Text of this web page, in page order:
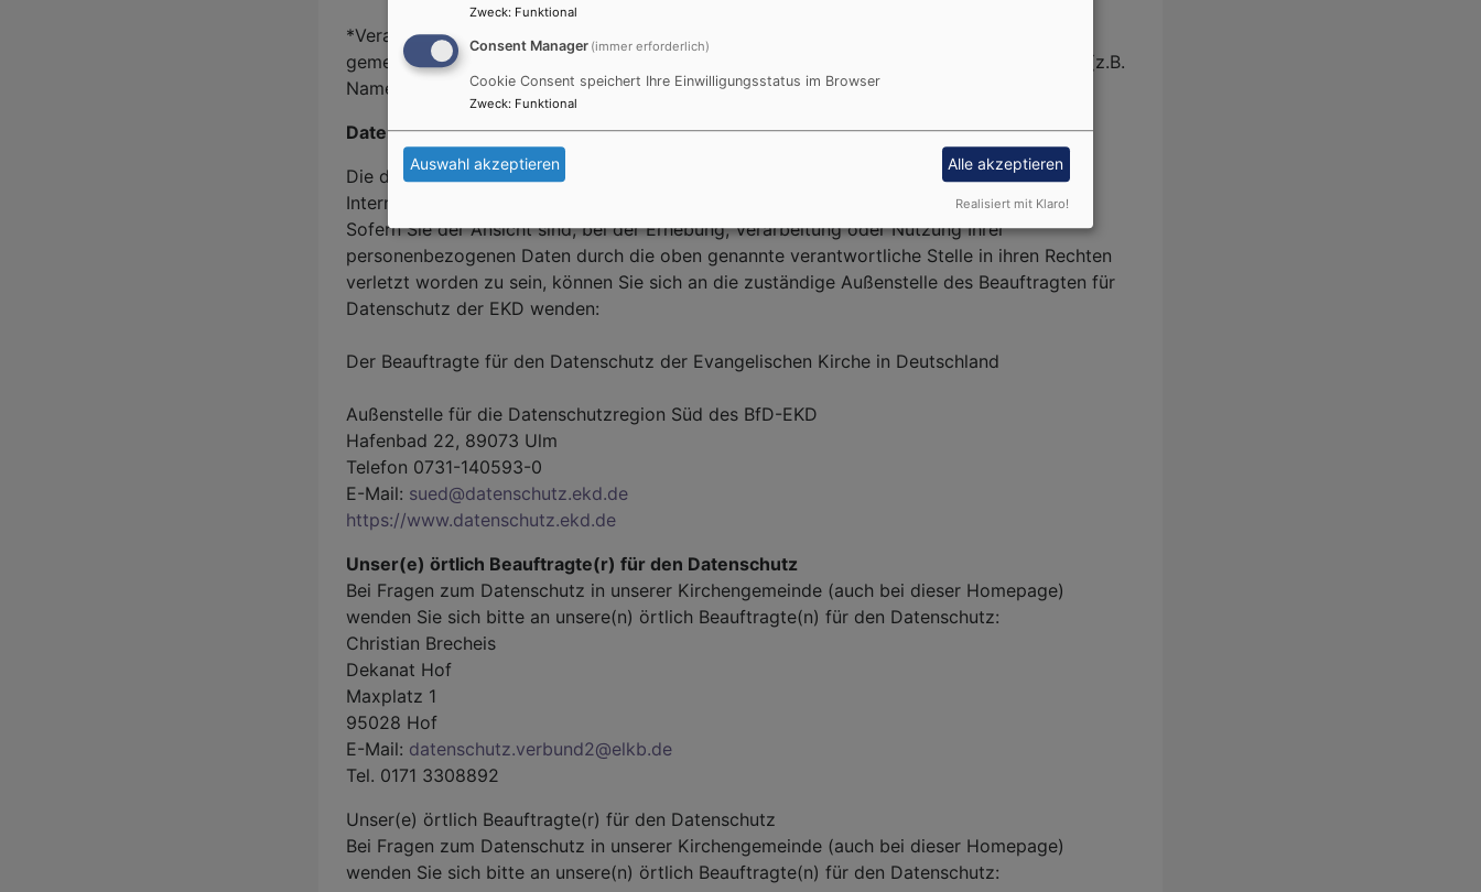
*Verantwortliche Stelle nennt man die natürliche oder juristische Person, die allein oder
gemeinsam mit anderen darüber entscheidet, warum, welche personenbezogenen Daten (z.B.
Namen, E-Mail-Adressen o. Ä.) wie verarbeitet werden.
Datenschutzaufsichtsbehörde
Die datenschutzrechtliche Aufsicht über die oben genannte verantwortliche Stelle dieses
Internetauftritts erfolgt durch den Beauftragten für den Datenschutz der EKD.
Sofern Sie der Ansicht sind, bei der Erhebung, Verarbeitung oder Nutzung Ihrer
personenbezogenen Daten durch die oben genannte verantwortliche Stelle in ihren Rechten
verletzt worden zu sein, können Sie sich an die zuständige Außenstelle des Beauftragten für
Datenschutz der EKD wenden:
Der Beauftragte für den Datenschutz der Evangelischen Kirche in Deutschland
Außenstelle für die Datenschutzregion Süd des BfD-EKD
Hafenbad 22, 89073 Ulm
Telefon 0731-140593-0
E-Mail: sued@datenschutz.ekd.de
https://www.datenschutz.ekd.de
Unser(e) örtlich Beauftragte(r) für den Datenschutz
Bei Fragen zum Datenschutz in unserer Kirchengemeinde (auch bei dieser Homepage)
wenden Sie sich bitte an unsere(n) örtlich Beauftragte(n) für den Datenschutz:
Christian Brecheis
Dekanat Hof
Maxplatz 1
95028 Hof
E-Mail: datenschutz.verbund2@elkb.de
Tel. 0171 3308892
Unser(e) örtlich Beauftragte(r) für den Datenschutz
Bei Fragen zum Datenschutz in unserer Kirchengemeinde (auch bei dieser Homepage)
wenden Sie sich bitte an unsere(n) örtlich Beauftragte(n) für den Datenschutz:
Zweck: Funktional
Consent Manager (immer erforderlich)
Cookie Consent speichert Ihre Einwilligungsstatus im Browser
Zweck: Funktional
Auswahl akzeptieren Alle akzeptieren
Realisiert mit Klaro!